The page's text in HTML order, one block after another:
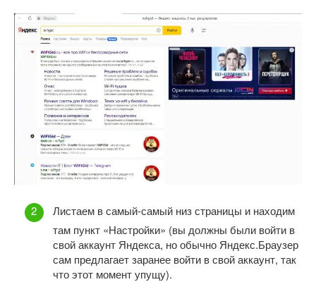
Листаем в самый-самый низ страницы и находим
там пункт «Настройки» (вы должны были войти в
свой аккаунт Яндекса, но обычно Яндекс.Браузер
сам предлагает заранее войти в свой аккаунт, так
что этот момент упущу).